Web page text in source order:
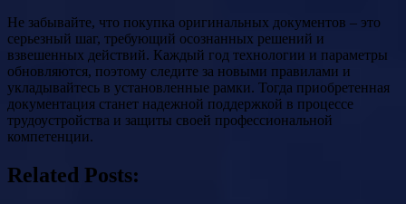
Не забывайте, что покупка оригинальных документов – это
серьезный шаг, требующий осознанных решений и
взвешенных действий. Каждый год технологии и параметры
обновляются, поэтому следите за новыми правилами и
укладывайтесь в установленные рамки. Тогда приобретенная
документация станет надежной поддержкой в процессе
трудоустройства и защиты своей профессиональной
компетенции.
Related Posts: